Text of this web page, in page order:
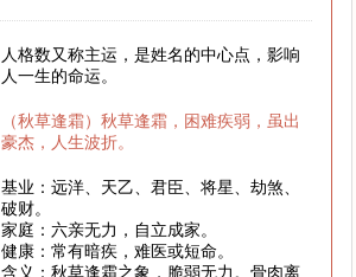
人格数又称主运，是姓名的中心点，影响
人一生的命运。
（秋草逢霜）秋草逢霜，困难疾弱，虽出
豪杰，人生波折。
基业：远洋、天乙、君臣、将星、劫煞、
破财。
家庭：六亲无力，自立成家。
健康：常有暗疾，难医或短命。
含义：秋草逢霜之象，脆弱无力。骨肉离